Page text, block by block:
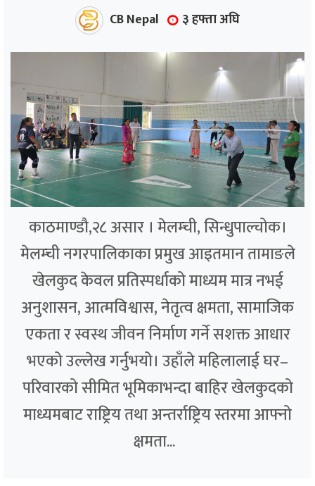
CB Nepal ३ हफ्ता अघि
काठमाण्डौ,२८ असार । मेलम्ची, सिन्धुपाल्चोक।
मेलम्ची नगरपालिकाका प्रमुख आइतमान तामाङले
खेलकुद केवल प्रतिस्पर्धाको माध्यम मात्र नभई
अनुशासन, आत्मविश्वास, नेतृत्व क्षमता, सामाजिक
एकता र स्वस्थ जीवन निर्माण गर्ने सशक्त आधार
भएको उल्लेख गर्नुभयो। उहाँले महिलालाई घर–
परिवारको सीमित भूमिकाभन्दा बाहिर खेलकुदको
माध्यमबाट राष्ट्रिय तथा अन्तर्राष्ट्रिय स्तरमा आफ्नो
क्षमता...